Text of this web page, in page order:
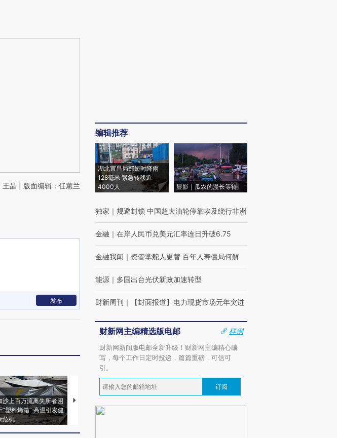
王晶 | 版面编辑：任蕙兰
发布
沙上百万流离失所者困
“塑料烤箱” 高温引发健
危机
视线｜HYROX的吸金
术：是什么让中产们甘
编辑推荐
湖北宜昌局部短时降雨
128毫米 紧急转移近
4000人
显影｜瓜农的漫长等待
独家 ｜ 规避封锁 中国超大油轮停靠埃及绕行非洲
金融 ｜ 在岸人民币兑美元汇率连日升破6.75
金融我闻 ｜ 资管掌舵人更替 百年人寿僵局何解
能源 ｜ 多国出台光伏新政加速转型
财新周刊 ｜ 【封面报道】电力现货市场元年突进
财新网主编精选版电邮
样例
财新网新闻版电邮全新升级！财新网主编精心编
写，每个工作日定时投递，篇篇重磅，可信可
引。
订阅